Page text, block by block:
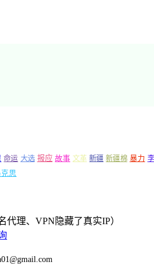
命运 大选 报应 故事 文革 新疆 新疆棉 暴力
思
代理、VPN隐藏了真实IP）